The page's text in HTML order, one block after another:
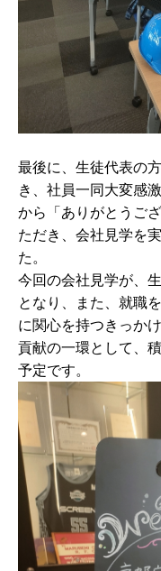
最後に、生徒代表の
き、社員一同大変感
から「ありがとうご
ただき、会社見学を
た。
今回の会社見学が、
となり、また、就職
に関心を持つきっか
貢献の一環として、
予定です。